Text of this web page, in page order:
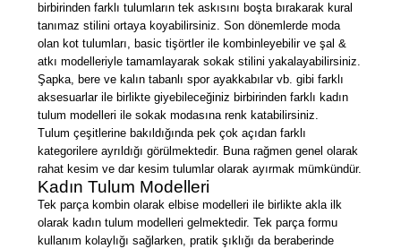
birbirinden farklı tulumların tek askısını boşta bırakarak kural
tanımaz stilini ortaya koyabilirsiniz. Son dönemlerde moda
olan kot tulumları, basic tişörtler ile kombinleyebilir ve şal &
atkı modelleriyle tamamlayarak sokak stilini yakalayabilirsiniz.
Şapka, bere ve kalın tabanlı spor ayakkabılar vb. gibi farklı
aksesuarlar ile birlikte giyebileceğiniz birbirinden farklı kadın
tulum modelleri ile sokak modasına renk katabilirsiniz.
Tulum çeşitlerine bakıldığında pek çok açıdan farklı
kategorilere ayrıldığı görülmektedir. Buna rağmen genel olarak
rahat kesim ve dar kesim tulumlar olarak ayırmak mümkündür.
Kadın Tulum Modelleri
Tek parça kombin olarak elbise modelleri ile birlikte akla ilk
olarak kadın tulum modelleri gelmektedir. Tek parça formu
kullanım kolaylığı sağlarken, pratik şıklığı da beraberinde